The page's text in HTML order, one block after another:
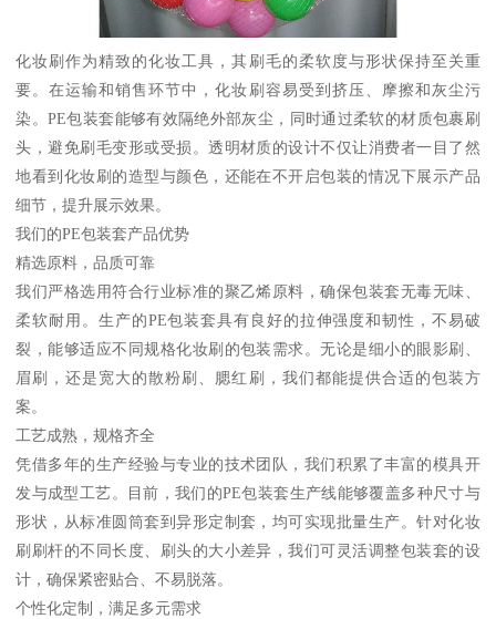
化妆刷作为精致的化妆工具，其刷毛的柔软度与形状保持至关重
要。在运输和销售环节中，化妆刷容易受到挤压、摩擦和灰尘污
染。PE包装套能够有效隔绝外部灰尘，同时通过柔软的材质包裹刷
头，避免刷毛变形或受损。透明材质的设计不仅让消费者一目了然
地看到化妆刷的造型与颜色，还能在不开启包装的情况下展示产品
细节，提升展示效果。
我们的PE包装套产品优势
精选原料，品质可靠
我们严格选用符合行业标准的聚乙烯原料，确保包装套无毒无味、
柔软耐用。生产的PE包装套具有良好的拉伸强度和韧性，不易破
裂，能够适应不同规格化妆刷的包装需求。无论是细小的眼影刷、
眉刷，还是宽大的散粉刷、腮红刷，我们都能提供合适的包装方
案。
工艺成熟，规格齐全
凭借多年的生产经验与专业的技术团队，我们积累了丰富的模具开
发与成型工艺。目前，我们的PE包装套生产线能够覆盖多种尺寸与
形状，从标准圆筒套到异形定制套，均可实现批量生产。针对化妆
刷刷杆的不同长度、刷头的大小差异，我们可灵活调整包装套的设
计，确保紧密贴合、不易脱落。
个性化定制，满足多元需求